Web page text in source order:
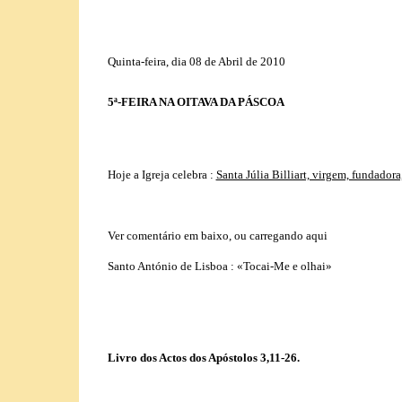
Quinta-feira, dia 08 de Abril de 2010
5ª-FEIRA NA OITAVA DA PÁSCOA
Hoje a Igreja celebra : Santa Júlia Billiart, virgem,
Ver comentário em baixo, ou carregando aqui
Santo António de Lisboa : «Tocai-Me e olhai»
Livro dos Actos dos Apóstolos 3,11-26.